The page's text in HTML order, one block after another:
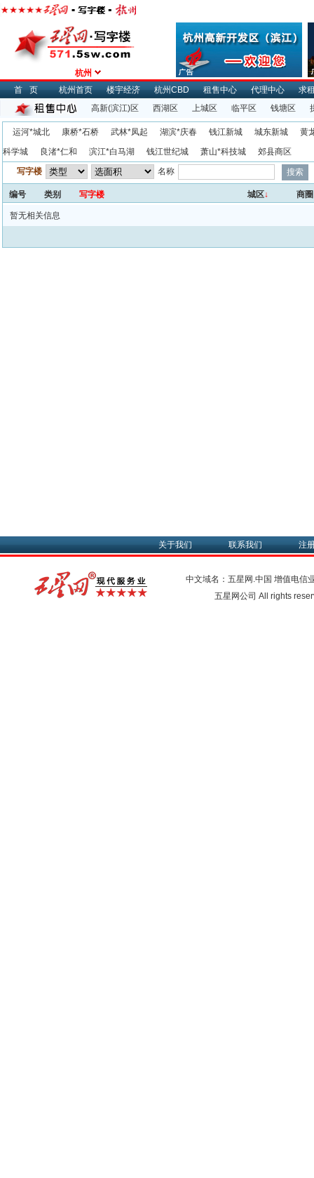
杭州
首页
杭州首页 楼宇经济 杭州CBD 租售中心 代理中心
求
高新(滨江)区
西湖区 上城区 临平区 钱塘区
运河*城北 康桥*石桥 武林*凤起 湖滨*庆春 钱江新城 城东新城
黄
科学城
良渚*仁和 滨江*白马湖 钱江世纪城 萧山*科技城
郊县商区
写字楼
名称
编号 类别 写字楼 城区↓ 商圈
暂无相关信息
关于我们 联系我们 注
中文域名：五星网.中国 增值电信
五星网公司 All rights